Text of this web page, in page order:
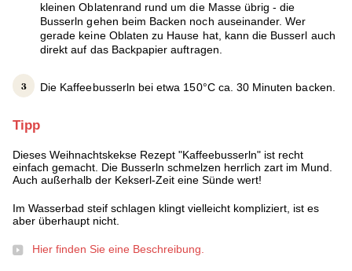
kleinen Oblatenrand rund um die Masse übrig - die
Busserln gehen beim Backen noch auseinander. Wer
gerade keine Oblaten zu Hause hat, kann die Busserl auch
direkt auf das Backpapier auftragen.
Die Kaffeebusserln bei etwa 150°C ca. 30 Minuten backen.
Tipp
Dieses Weihnachtskekse Rezept "Kaffeebusserln" ist recht
einfach gemacht. Die Busserln schmelzen herrlich zart im Mund.
Auch außerhalb der Kekserl-Zeit eine Sünde wert!
Im Wasserbad steif schlagen klingt vielleicht kompliziert, ist es
aber überhaupt nicht.
Hier finden Sie eine Beschreibung.